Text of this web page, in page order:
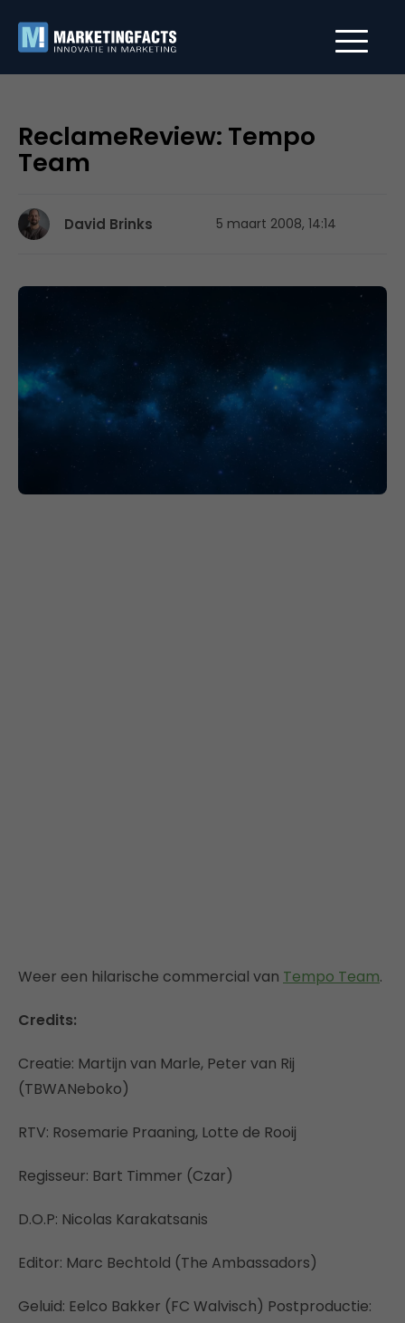
ReclameReview: Tempo
Team
David Brinks 5 maart 2008, 14:14
Weer een hilarische commercial van Tempo Team.
Credits:
Creatie: Martijn van Marle, Peter van Rij
(TBWANeboko)
RTV: Rosemarie Praaning, Lotte de Rooij
Regisseur: Bart Timmer (Czar)
D.O.P: Nicolas Karakatsanis
Editor: Marc Bechtold (The Ambassadors)
Geluid: Eelco Bakker (FC Walvisch) Postproductie: